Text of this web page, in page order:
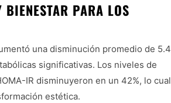
BIENESTAR PARA LOS
una disminución promedio de 5.4
significativas. Los niveles de
IR disminuyeron en un 42%, lo cual
estética.